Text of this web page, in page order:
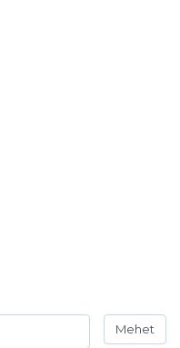
Mehet